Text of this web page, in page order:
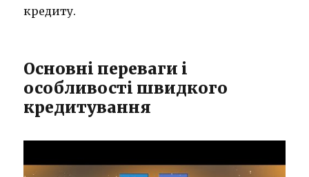
кредиту.
Основні переваги і
особливості швидкого
кредитування